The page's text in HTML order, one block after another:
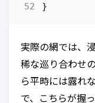
}
実際の網では、
稀な巡り合わせ
ら平時には露れ
で、こちらが握